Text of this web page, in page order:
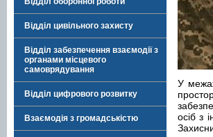
Відділ цивільного захисту
Відділ забезпечення взаємодії з
органами місцевого
самоврядування
Відділ цифрового розвитку
Взаємодія з громадськістю
У межах
осіб з